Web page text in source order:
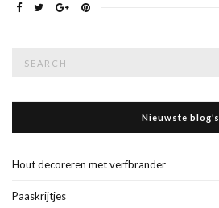
Nieuwste blog’s
Hout decoreren met verfbrander
Paaskrijtjes